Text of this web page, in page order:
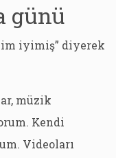
günü
iyimiş” diyerek
müzik
Kendi
Videoları